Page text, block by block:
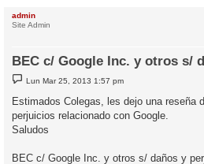
admin
Site Admin
BEC c/ Google Inc. y otros s/
M
e
n
s
a
j
e
Lun Mar 25, 2013 1:57 pm
Estimados Colegas, les dejo una reseña
perjuicios relacionado con Google.
Saludos
BEC c/ Google Inc. y otros s/ daños y